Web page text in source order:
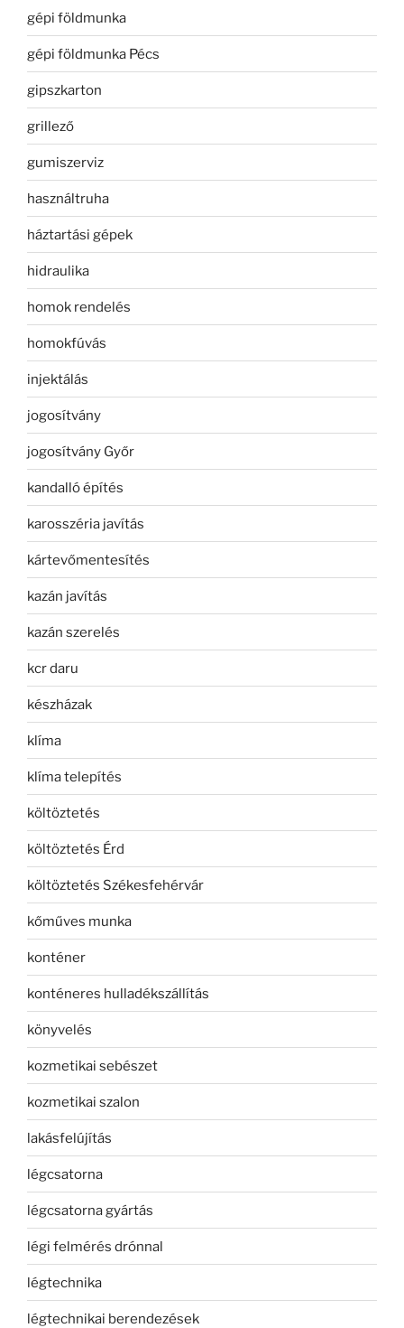
gépi földmunka
gépi földmunka Pécs
gipszkarton
grillező
gumiszerviz
használtruha
háztartási gépek
hidraulika
homok rendelés
homokfúvás
injektálás
jogosítvány
jogosítvány Győr
kandalló építés
karosszéria javítás
kártevőmentesítés
kazán javítás
kazán szerelés
kcr daru
készházak
klíma
klíma telepítés
költöztetés
költöztetés Érd
költöztetés Székesfehérvár
kőműves munka
konténer
konténeres hulladékszállítás
könyvelés
kozmetikai sebészet
kozmetikai szalon
lakásfelújítás
légcsatorna
légcsatorna gyártás
légi felmérés drónnal
légtechnika
légtechnikai berendezések